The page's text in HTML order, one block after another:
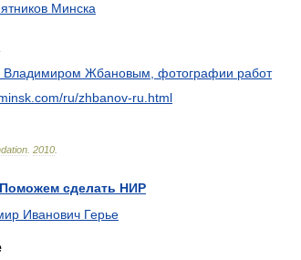
Минска
Владимиром Жбановым фотографии работ
com/ru/zhbanov-ru html
2010
Поможем сделать НИР
Иванович Герье